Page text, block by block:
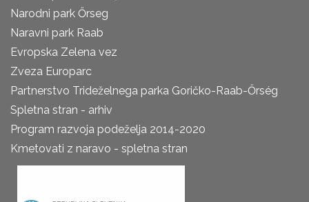
Narodni park Őrseg
Naravni park Raab
Evropska Zelena vez
Zveza Europarc
Partnerstvo Trideželnega parka Goričko-Raab-Őrség
Spletna stran - arhiv
Program razvoja podeželja 2014-2020
Kmetovati z naravo - spletna stran